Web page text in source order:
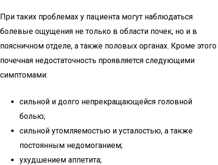
При таких проблемах у пациента могут наблюдаться
болевые ощущения не только в области почек, но и в
поясничном отделе, а также половых органах. Кроме этого
почечная недостаточность проявляется следующими
симптомами:
сильной и долго непрекращающейся головной
болью;
сильной утомляемостью и усталостью, а также
постоянным недомоганием;
ухудшением аппетита;